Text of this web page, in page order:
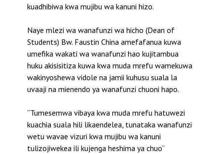
kuadhibiwa kwa mujibu wa kanuni hizo.
Naye mlezi wa wanafunzi wa hicho (Dean of
Students) Bw. Faustin China amefafanua kuwa
umefika wakati wa wanafunzi hao kujitambua
huku akisisitiza kuwa kwa muda mrefu wamekuwa
wakinyoshewa vidole na jamii kuhusu suala la
uvaaji na mienendo ya wanafunzi chuoni hapo.
“Tumesemwa vibaya kwa muda mrefu hatuwezi
kuachia suala hili likaendelea, tunataka wanafunzi
wetu wavae vizuri kwa mujibu wa kanuni
tulizojiwekea ili kujenga heshima ya chuo”